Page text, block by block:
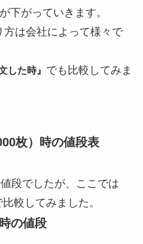
下がっていきます。
は会社によって様々で
した時』 でも比較してみま
枚）時の値段表
段でしたが、ここでは
較してみました。
の値段